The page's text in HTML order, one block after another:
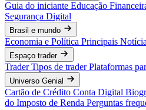
Guia do iniciante Educação
Segurança Digital
Brasil e mundo
Economia e Política Principais
Espaço trader
TraderTipos de traderPlataformas
Universo Genial
Cartão de Crédito Conta Digital
do Imposto de Renda Perguntas